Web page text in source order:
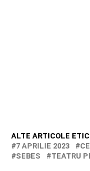
ALTE ARTICOLE
7 APRILIE 2023
SEBES
TEATRU